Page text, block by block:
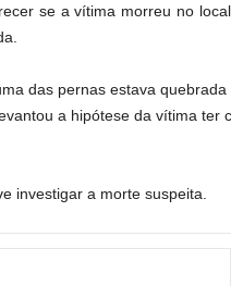
se a vítima morreu no
das pernas estava
a hipótese da vítima ter
investigar a morte suspeita.